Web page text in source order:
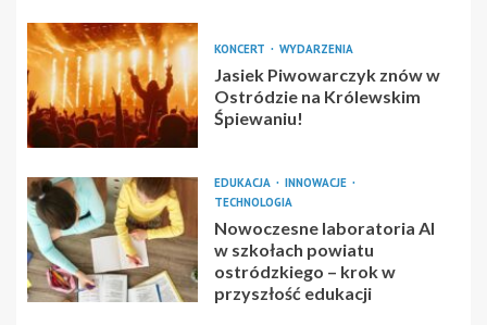
KONCERT WYDARZENIA
Jasiek Piwowarczyk znów w
Ostródzie na Królewskim
Śpiewaniu!
EDUKACJA
INNOWACJE
TECHNOLOGIA
Nowoczesne laboratoria AI
w szkołach powiatu
ostródzkiego – krok w
przyszłość edukacji